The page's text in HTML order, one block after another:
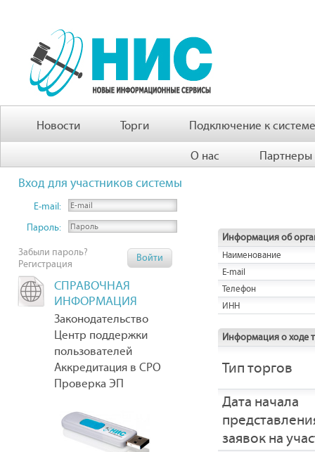
Новости Торги Подключение к системе
О нас Партнеры
Вход для участников системы
E-mail:
Пароль:
Забыли пароль?
Регистрация
СПРАВОЧНАЯ
ИНФОРМАЦИЯ
Законодательство
Центр поддержки
пользователей
Аккредитация в СРО
Проверка ЭП
Информация об
Наименование
E-mail
Телефон
ИНН
Информация о ходе
Тип торгов
Дата начала
заявок на